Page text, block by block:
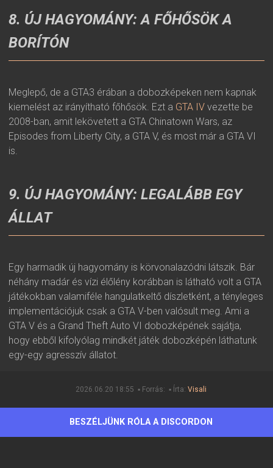
8. ÚJ HAGYOMÁNY: A FŐHŐSÖK A
BORÍTÓN
Meglepő, de a GTA3 érában a dobozképeken nem kapnak
kiemelést az irányítható főhősök. Ezt a GTA IV vezette be
2008-ban, amit lekövetett a GTA Chinatown Wars, az
Episodes from Liberty City, a GTA V, és most már a GTA VI
is.
9. ÚJ HAGYOMÁNY: LEGALÁBB EGY
ÁLLAT
Egy harmadik új hagyomány is körvonalazódni látszik. Bár
néhány madár és vízi élőlény korábban is látható volt a GTA
játékokban valamiféle hangulatkeltő díszletként, a tényleges
implementációjuk csak a GTA V-ben valósult meg. Ami a
GTA V és a Grand Theft Auto VI dobozképének sajátja,
hogy ebből kifolyólag mindkét játék dobozképén láthatunk
egy-egy agresszív állatot.
2026.06.20 18:55 ▪ Forrás: ▪ Írta: Visali
BESZÉLJÜNK RÓLA A DISCORDON